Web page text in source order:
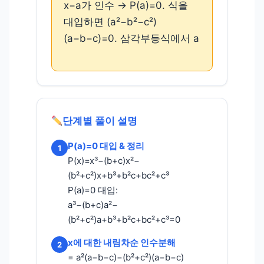
x−a가 인수 → P(a)=0. 식을
대입하면 (a²−b²−c²)
(a−b−c)=0. 삼각부등식에서 a
단계별 풀이 설명
1
P(a)=0 대입 & 정리
P(x)=x³−(b+c)x²−
(b²+c²)x+b³+b²c+bc²+c³
P(a)=0 대입:
a³−(b+c)a²−
(b²+c²)a+b³+b²c+bc²+c³=0
2
x에 대한 내림차순 인수분해
= a²(a−b−c)−(b²+c²)(a−b−c)